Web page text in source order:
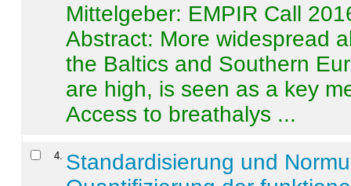
Mittelgeber: EMPIR Call
Abstract: More widespread
the Baltics and Southern
are high, is seen as a key
Access to breathalys ...
4 Standardisierung und